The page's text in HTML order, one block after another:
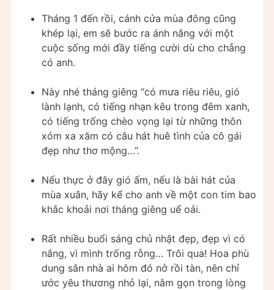
Tháng 1 đến rồi, cánh cửa mùa đông cũng
khép lại, em sẽ bước ra ánh nắng với một
cuộc sống mới đầy tiếng cười dù cho chẳng
có anh.
Này nhé tháng giêng “có mưa riêu riêu, gió
lành lạnh, có tiếng nhạn kêu trong đêm xanh,
có tiếng trống chèo vọng lại từ những thôn
xóm xa xăm có câu hát huê tình của cô gái
đẹp như thơ mộng…”.
Nếu thực ở đây gió ấm, nếu là bài hát của
mùa xuân, hãy kể cho anh về một con tim bao
khắc khoải nơi tháng giêng uể oải.
Rất nhiều buổi sáng chủ nhật đẹp, đẹp vì có
nắng, vì mình trống rỗng… Trôi qua! Hoa phù
dung sân nhà ai hôm đó nở rồi tàn, nên chỉ
ước yêu thương nhỏ lại, nằm gọn trong lòng